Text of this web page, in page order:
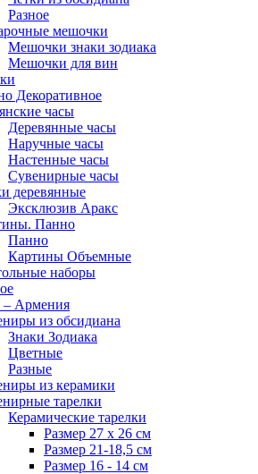
Разное
мешочки
Мешочки знаки зодиака
Мешочки для вин
Декоративное
часы
Деревянные часы
Наручные часы
Настенные часы
Сувенирные часы
деревянные
Эксклюзив Аракс
Панно
Панно
Картины Объемные
наборы
Армения
из обсидиана
Знаки Зодиака
Цветные
Разные
из керамики
тарелки
Керамические тарелки
Размер 27 х 26 см
Размер 21-18,5 см
Размер 16 - 14 см